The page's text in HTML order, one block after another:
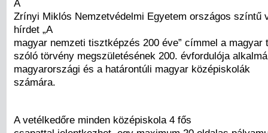
A
Zrínyi Miklós Nemzetvédelmi Egyetem országos színtű
hírdet „A
magyar nemzeti tisztképzés 200 éve” címmel a magyar
szóló törvény megszületésének 200. évfordulója
magyarországi és a határontúli magyar középiskolák
számára.
A vetélkedőre minden középiskola 4 fős